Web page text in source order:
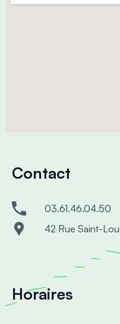
Contact
03.61.46.04.50
42 Rue Saint-
Horaires